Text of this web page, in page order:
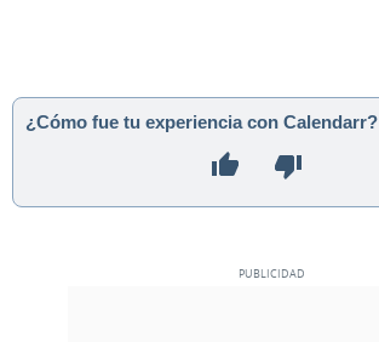
¿Cómo fue tu experiencia con Calendarr?